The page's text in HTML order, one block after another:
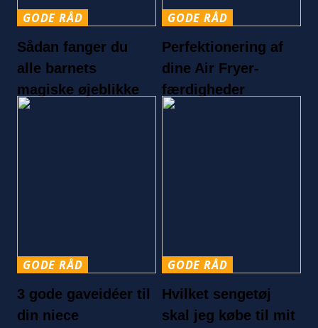
GODE RÅD
Sådan fanger du
alle barnets
magiske øjeblikke
GODE RÅD
Perfektionering af
dine Air Fryer-
færdigheder
GODE RÅD
3 gode gaveidéer til
din niece
GODE RÅD
Hvilket sengetøj
skal jeg købe til mit